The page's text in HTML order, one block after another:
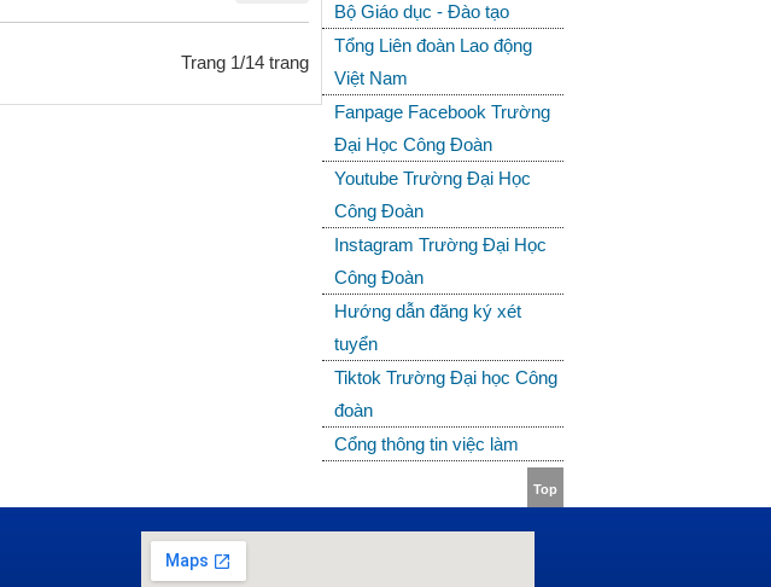
Trang 1/14 trang
Bộ Giáo dục - Đào tạo
Tổng Liên đoàn Lao động
Việt Nam
Fanpage Facebook Trường
Đại Học Công Đoàn
Youtube Trường Đại Học
Công Đoàn
Instagram Trường Đại Học
Công Đoàn
Hướng dẫn đăng ký xét
tuyển
Tiktok Trường Đại học Công
đoàn
Cổng thông tin việc làm
Top